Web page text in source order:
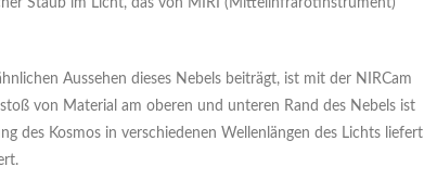
Staub im Licht, das von MIRI (Mittelinfrarotinstrument)
Aussehen dieses Nebels beiträgt, ist mit der NIRCam
von Material am oberen und unteren Rand des Nebels ist
des Kosmos in verschiedenen Wellenlängen des Lichts liefert